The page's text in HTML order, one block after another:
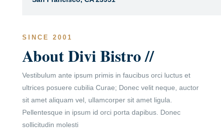
SINCE 2001
About Divi Bistro //
Vestibulum ante ipsum primis in faucibus orci luctus et
ultrices posuere cubilia Curae; Donec velit neque, auctor
sit amet aliquam vel, ullamcorper sit amet ligula.
Pellentesque in ipsum id orci porta dapibus. Donec
sollicitudin molesti